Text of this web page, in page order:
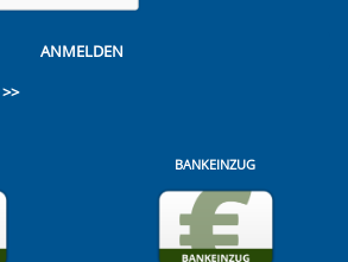
ANMELDEN
BANKEINZUG